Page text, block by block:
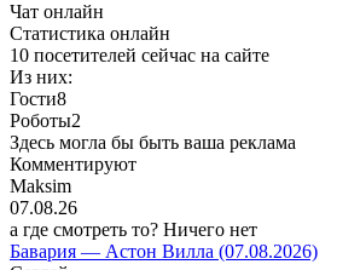
Чат онлайн
Cтатистика онлайн
10 посетителей сейчас на сайте
Из них:
Гости8
Роботы2
Здесь могла бы быть ваша реклама
Комментируют
Maksim
07.08.26
а где смотреть то? Ничего нет
Бавария — Астон Вилла (07.08.2026)